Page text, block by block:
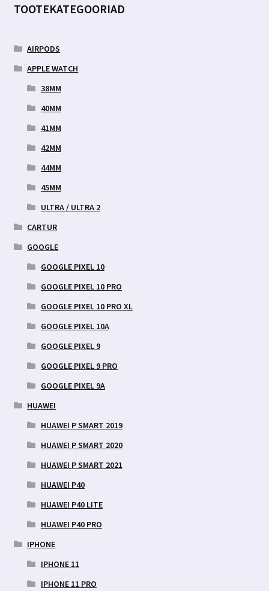
TOOTEKATEGOORIAD
AIRPODS
APPLE WATCH
38MM
40MM
41MM
42MM
44MM
45MM
ULTRA / ULTRA 2
CARTUR
GOOGLE
GOOGLE PIXEL 10
GOOGLE PIXEL 10 PRO
GOOGLE PIXEL 10 PRO XL
GOOGLE PIXEL 10A
GOOGLE PIXEL 9
GOOGLE PIXEL 9 PRO
GOOGLE PIXEL 9A
HUAWEI
HUAWEI P SMART 2019
HUAWEI P SMART 2020
HUAWEI P SMART 2021
HUAWEI P40
HUAWEI P40 LITE
HUAWEI P40 PRO
IPHONE
IPHONE 11
IPHONE 11 PRO